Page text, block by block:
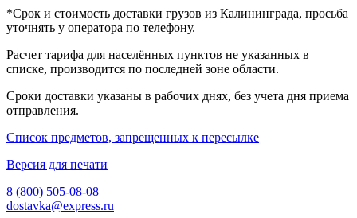
Абрамиха (Смольковский с/
с) д
H
Абросиха (Кумохинский с/
с) д
Авдеево (Кумохинский с/с)
H
Авиация х
F
Авилов х
Агаповский р-н
Агаренский п
F
Агидель г
Агой с
Агрызский р-н
*Срок и стоимость доставки грузов из Калининграда, просьба
уточнять у оператора по телефону.
Расчет тарифа для населённых пунктов не указанных в
списке, производится по последней зоне области.
Сроки доставки указаны в рабочих днях, без учета дня приема
отправления.
Список предметов, запрещенных к пересылке
Версия для печати
8 (800) 505-08-08
dostavka@express.ru